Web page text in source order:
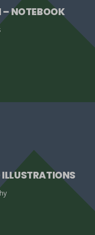
– NOTEBOOK